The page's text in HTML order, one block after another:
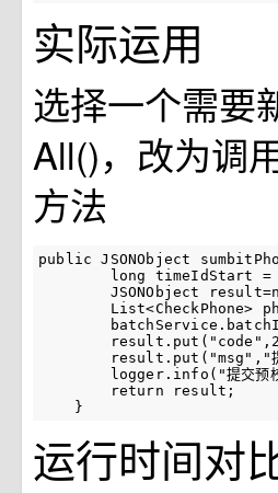
实际运用
选择一个需要
All()，改为调
方法
public JSONObject
long timeIdStart
JSONObject
List<CheckPhone>
result.put("msg","
logger.info("提交
        return result;
    }
运行时间对